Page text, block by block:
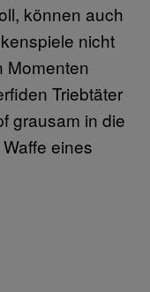
können auch
nicht
Momenten
Triebtäter
grausam in die
eines